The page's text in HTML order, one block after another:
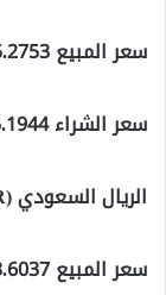
سعر المبيع 15.2753
سعر الشراء 15.1944 ليرة تركية.
الريال السعودي (SAR)
سعر المبيع 3.6037